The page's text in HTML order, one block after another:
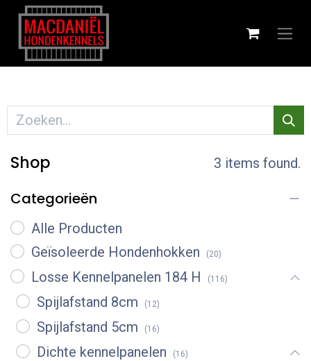
Shop 3 items found.
Categorieën
Alle Producten
Geïsoleerde Hondenhokken
(20)
Losse Kennelpanelen 184 H (116)
Spijlafstand 8cm (12)
Spijlafstand 5cm (16)
Dichte kennelpanelen (16)